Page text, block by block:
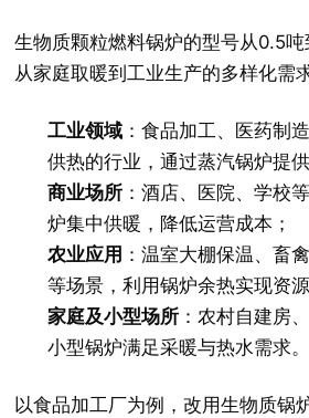
生物质颗粒燃料锅炉的型号从0.5
从家庭取暖到工业生产的多样化需
工业领域 ：食品加工、医药制
供热的行业，通过蒸汽锅炉提供
商业场所 ：酒店、医院、学校
炉集中供暖，降低运营成本；
农业应用 ：温室大棚保温、畜
等场景，利用锅炉余热实现资源
家庭及小型场所 ：农村自建房
小型锅炉满足采暖与热水需求。
以食品加工厂为例，改用生物质锅